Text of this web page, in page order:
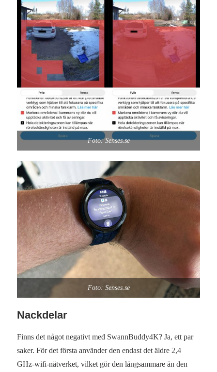
Foto: Senses.se
Foto: Senses.se
Nackdelar
Finns det något negativt med SwannBuddy4K? Ja, ett par
saker. För det första använder den endast det äldre 2,4
GHz‑wifi‑nätverket, vilket gör den långsammare än den